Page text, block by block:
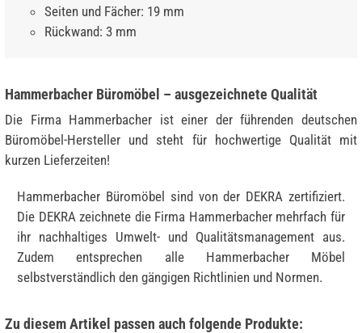
Seiten und Fächer: 19 mm
Rückwand: 3 mm
Hammerbacher Büromöbel – ausgezeichnete Qualität
Die Firma Hammerbacher ist einer der führenden deutschen
Büromöbel-Hersteller und steht für hochwertige Qualität mit
kurzen Lieferzeiten!
Hammerbacher Büromöbel sind von der DEKRA zertifiziert.
Die DEKRA zeichnete die Firma Hammerbacher mehrfach für
ihr nachhaltiges Umwelt- und Qualitätsmanagement aus.
Zudem entsprechen alle Hammerbacher Möbel
selbstverständlich den gängigen Richtlinien und Normen.
Zu diesem Artikel passen auch folgende Produkte: